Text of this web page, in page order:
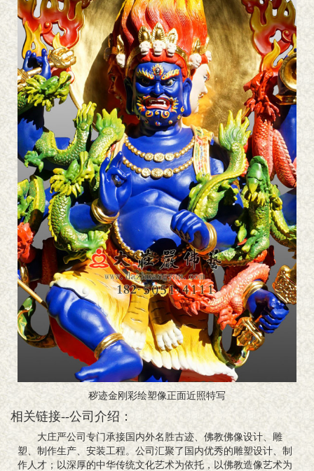
秽迹金刚彩绘塑像正面近照特写
相关链接--公司介绍：
大庄严公司专门承接国内外名胜古迹、佛教佛像设计、雕
塑、制作生产、安装工程。公司汇聚了国内优秀的雕塑设计、制
作人才；以深厚的中华传统文化艺术为依托，以佛教造像艺术为